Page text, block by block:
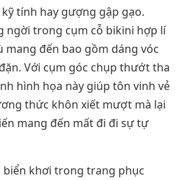
tính hay gượng gập gạo.
ngời trong cụm cỗ bikini hợp lí
mang đến bao gồm dáng vóc
Với cụm góc chụp thướt tha
hình họa này giúp tôn vinh vẻ
thức khôn xiết mượt mà lại
mang đến mất đi đi sự tự
khơi trong trang phục